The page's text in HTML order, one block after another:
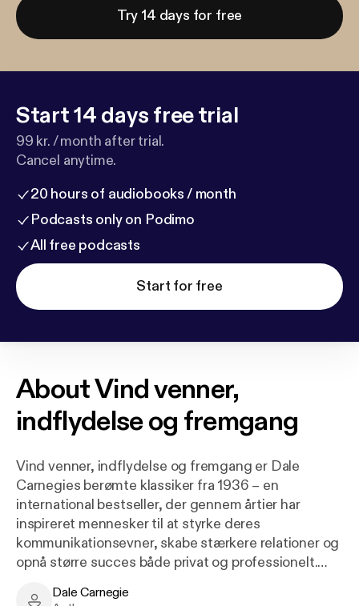
Try 14 days for free
Start 14 days free trial
99 kr. / month after trial.
Cancel anytime.
20 hours of audiobooks / month
Podcasts only on Podimo
All free podcasts
Start for free
AboutVind venner,
indflydelse og fremgang
Vind venner, indflydelse og fremgang er Dale
Carnegies berømte klassiker fra 1936 – en
international bestseller, der gennem årtier har
inspireret mennesker til at styrke deres
kommunikationsevner, skabe stærkere relationer og
opnå større succes både privat og professionelt.
Carnegie skriver med stor indlevelse om
Dale Carnegie